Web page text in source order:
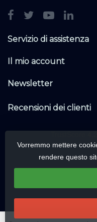
Servizio di assistenza
Il mio account
Newsletter
Recensioni dei clienti
Vorremmo mettere
rendere questo